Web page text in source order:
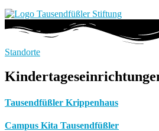
Standorte
Tausendfüßler Krippenhaus
Campus Kita Tausendfüßler